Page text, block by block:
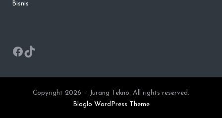
Bisnis
Facebook
TikTok
Copyright 2026 — Jurang Tekno. All rights reserved.
Bloglo WordPress Theme